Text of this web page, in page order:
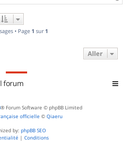
a
• Page 1 sur 1
Aller
forum
® Forum Software © phpBB Limited
officielle © Qiaeru
by: phpBB SEO
| Conditions